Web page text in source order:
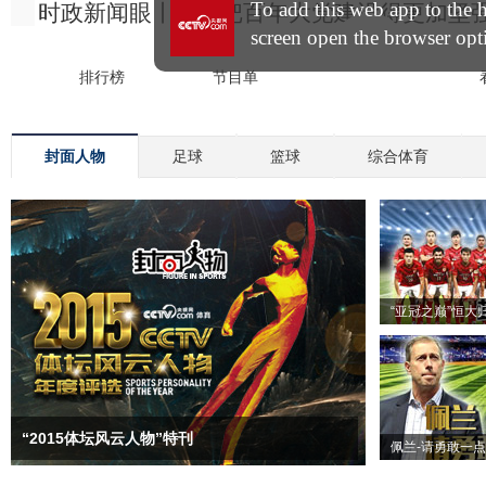
封面人物 足球 篮球 综合体育
“2015体坛风云人物”特刊
“亚冠之巅”恒大
佩兰-请勇敢一点